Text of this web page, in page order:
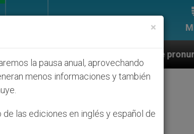
ONU se pronuncia ante caso de
Los Refugiados’
×
la pausa anual, aprovechando
menos informaciones y también
las ediciones en inglés y español de